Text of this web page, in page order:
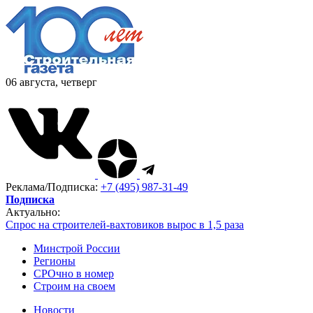
06 августа, четверг
Реклама/Подписка: +7 (495) 987-31-49
Подписка
Актуально:
Спрос на строителей-вахтовиков вырос в 1,5 раза
Минстрой России
Регионы
СРОчно в номер
Строим на своем
Новости